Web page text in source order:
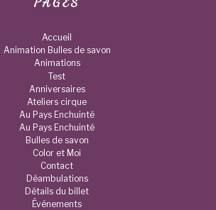
Accueil
Animation Bulles de savon
Animations
Test
Anniversaires
Ateliers cirque
Au Pays Enchuinté
Au Pays Enchuinté
Bulles de savon
Color et Moi
Contact
Déambulations
Détails du billet
Événements